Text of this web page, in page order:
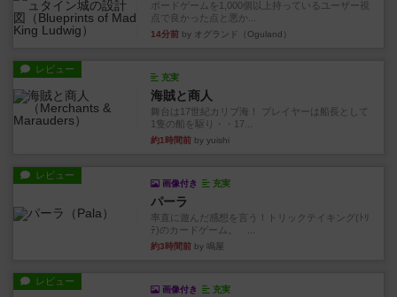
ボードゲームを1,000個以上持っているユーザー視
点で良かった点と悪か...
14分前 by オグランド（Oguland）
レビュー
充実
海賊と商人
舞台は17世紀カリブ海！ プレイヤーは船長として
1隻の船を駆り・・17...
約1時間前 by yuishi
レビュー
画像付き 充実
パーラ
率直に遊んだ感想を言う！トリックテイキング(ﾄﾘ
ﾃ)のカードゲーム。 ...
約3時間前 by 鳴屋
レビュー
画像付き 充実